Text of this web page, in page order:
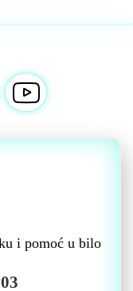
i pomoć u bilo